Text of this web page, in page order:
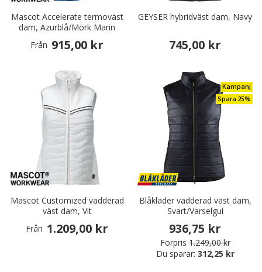
Mascot Accelerate termoväst
dam, Azurblå/Mörk Marin
Från 915,00 kr
GEYSER hybridväst dam, Navy
745,00 kr
Mascot Customized vadderad
väst dam, Vit
Från 1.209,00 kr
Kampanj
Spara 25%
Blåkläder vadderad väst dam,
Svart/Varselgul
936,75 kr
Förpris 1.249,00 kr
Du sparar: 312,25 kr